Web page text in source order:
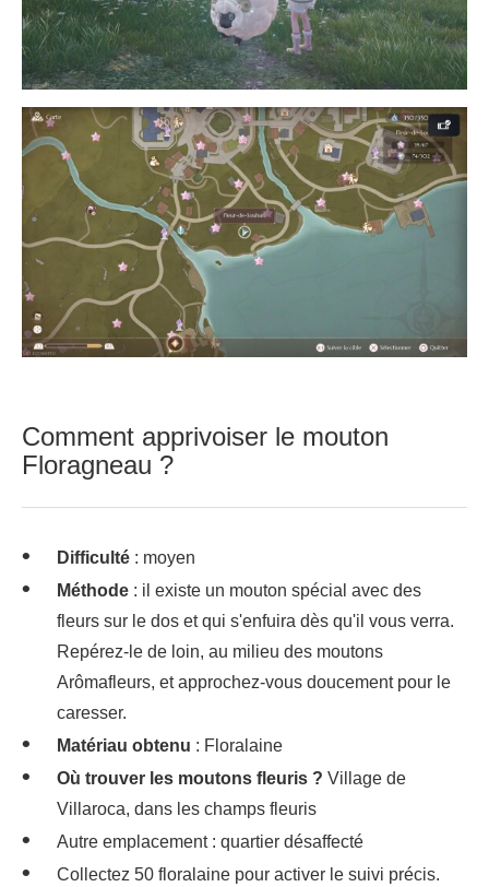
Comment apprivoiser le mouton
Floragneau ?
Difficulté : moyen
Méthode : il existe un mouton spécial avec des
fleurs sur le dos et qui s'enfuira dès qu'il vous verra.
Repérez-le de loin, au milieu des moutons
Arômafleurs, et approchez-vous doucement pour le
caresser.
Matériau obtenu : Floralaine
Où trouver les moutons fleuris ? Village de
Villaroca, dans les champs fleuris
Autre emplacement : quartier désaffecté
Collectez 50 floralaine pour activer le suivi précis.